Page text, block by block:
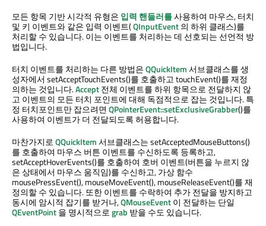
모든 항목 기반 시각적 유형은 입력 핸들러를사용하여 마우스, 터치
및 키 이벤트와 같은 입력 이벤트(QInputEvent의 하위 클래스)를
처리할 수 있습니다. 이는 이벤트를 처리하는 데 선호되는 선언적 방
법입니다.
터치 이벤트를 처리하는 다른 방법은QQuickItem서브클래스를 생
성자에서 setAcceptTouchEvents()를 호출하고 touchEvent()를 재정
의하는 것입니다.Accept전체 이벤트를 하위 항목으로 전달하지 않
고 이벤트의 모든 터치 포인트에 대해 독점적으로 잡는 것입니다. 특
정 터치포인트만 잡으려면 QPointerEvent::setExclusiveGrabber()를
사용하여 이벤트가 더 전달되도록 허용합니다.
마찬가지로QQuickItem서브클래스는 setAcceptedMouseButtons()
를 호출하여 마우스 버튼 이벤트를 수신하도록 등록하고,
setAcceptHoverEvents()를 호출하여 호버 이벤트(버튼을 누르지 않
은 상태에서 마우스 움직임)를 수신하고, 가상 함수
mousePressEvent(), mouseMoveEvent(), mouseReleaseEvent()를 재
정의할 수 있습니다. 또한 이벤트를 수락하여 추가 전달을 방지하고
동시에 암시적 잡기를 받거나,QMouseEvent이 전달하는 단일
QEventPoint을 명시적으로grab 받을 수도 있습니다.